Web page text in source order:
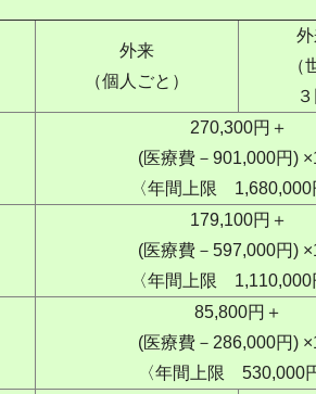
外来
（個人ごと）
（
270,300円＋
(医療費－901,000円)
〈年間上限 1,680,000
179,100円＋
(医療費－597,000円)
〈年間上限 1,110,000
85,800円＋
(医療費－286,000円)
〈年間上限 530,000